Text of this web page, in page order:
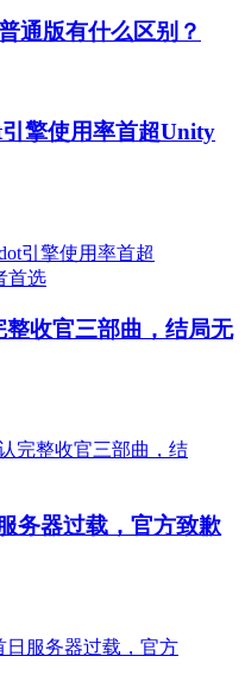
通版有什么区别？
擎使用率首超Unity
收官三部曲，结局无
务器过载，官方致歉